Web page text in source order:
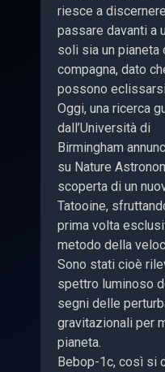
riesce a
passare davanti a
soli sia un pianeta
compagna, dato
possono
Oggi, una ricerca
dall’Università di
Birmingham
su Nature
scoperta di un
Tatooine,
prima volta
metodo della
Sono stati cioè
spettro luminoso
segni delle
gravitazionali per
pianeta.
Bebop-1c, così si